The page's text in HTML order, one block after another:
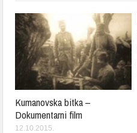
Kumanovska bitka –
Dokumentarni film
12.10.2015.